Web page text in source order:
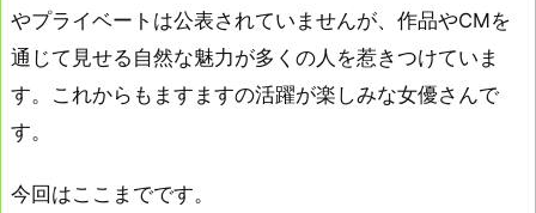
やプライベートは公表されていませんが、作品やCMを
通じて見せる自然な魅力が多くの人を惹きつけていま
す。これからもますますの活躍が楽しみな女優さんで
す。
今回はここまでです。